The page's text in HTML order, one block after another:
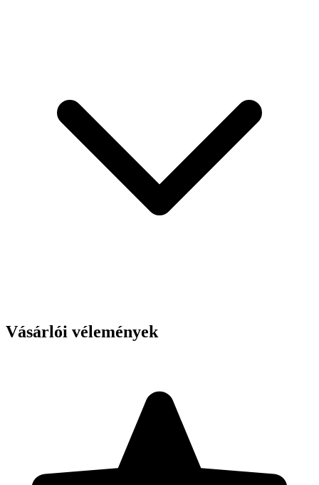
Vásárlói vélemények